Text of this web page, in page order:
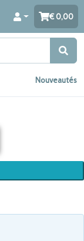
0,00
Nouveautés